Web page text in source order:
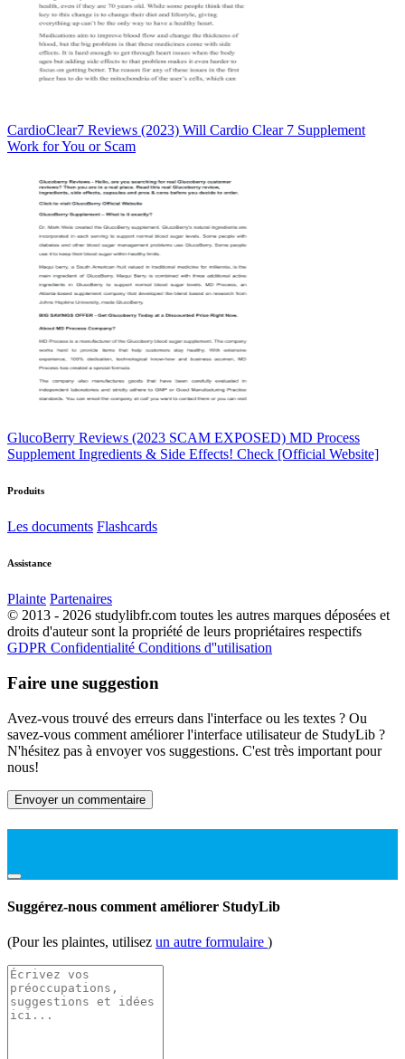
CardioClear7 Reviews (2023) Will Cardio Clear 7 Supplement
Work for You or Scam
GlucoBerry Reviews (2023 SCAM EXPOSED) MD Process
Supplement Ingredients & Side Effects! Check [Official Website]
Produits
Les documents Flashcards
Assistance
Plainte Partenaires
© 2013 - 2026 studylibfr.com toutes les autres marques déposées et
droits d'auteur sont la propriété de leurs propriétaires respectifs
GDPR Confidentialité Conditions d''utilisation
Faire une suggestion
Avez-vous trouvé des erreurs dans l'interface ou les textes ? Ou
savez-vous comment améliorer l'interface utilisateur de StudyLib ?
N'hésitez pas à envoyer vos suggestions. C'est très important pour
nous!
Envoyer un commentaire
Suggérez-nous comment améliorer StudyLib
(Pour les plaintes, utilisez un autre formulaire )